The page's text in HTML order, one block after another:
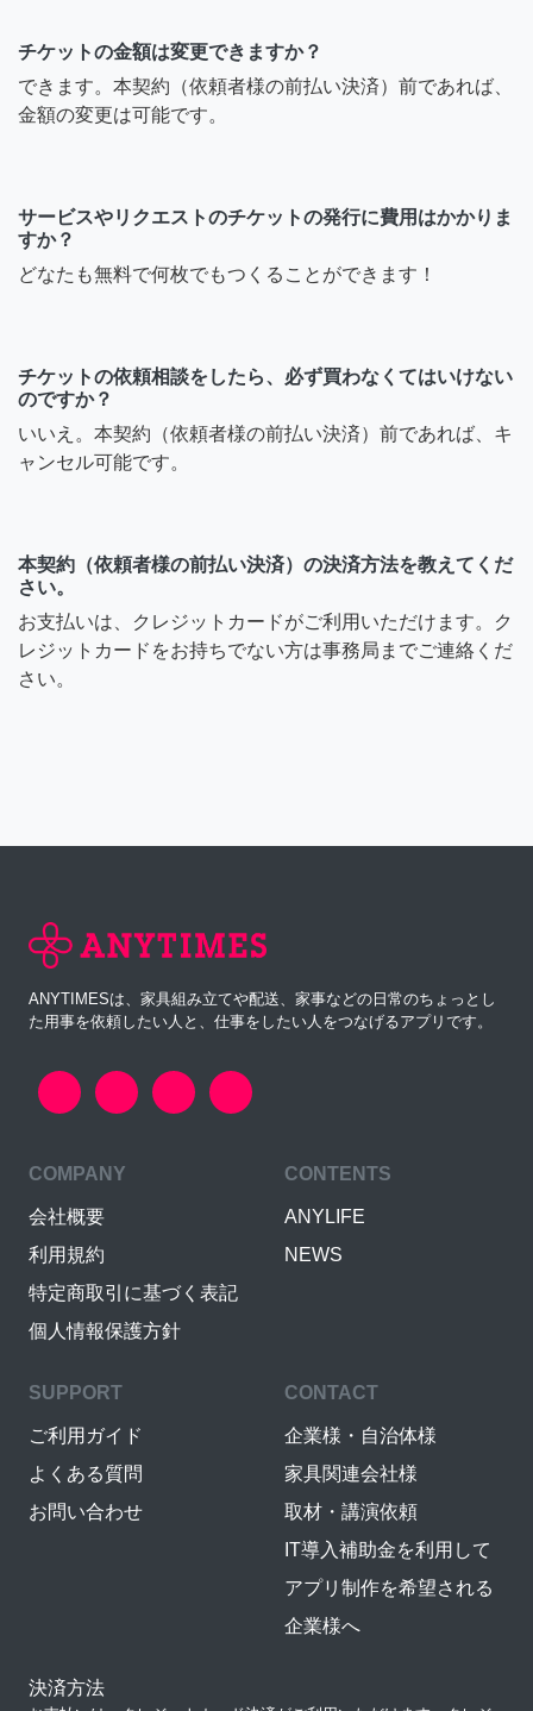
チケットの金額は変更できますか？
できます。本契約（依頼者様の前払い決済）前であれば、
金額の変更は可能です。
サービスやリクエストのチケットの発行に費用はかかりま
すか？
どなたも無料で何枚でもつくることができます！
チケットの依頼相談をしたら、必ず買わなくてはいけない
のですか？
いいえ。本契約（依頼者様の前払い決済）前であれば、キ
ャンセル可能です。
本契約（依頼者様の前払い決済）の決済方法を教えてくだ
さい。
お支払いは、クレジットカードがご利用いただけます。ク
レジットカードをお持ちでない方は事務局までご連絡くだ
さい。
ANYTIMESは、家具組み立てや配送、家事などの日常のちょっとし
た用事を依頼したい人と、仕事をしたい人をつなげるアプリです。
COMPANY
会社概要
利用規約
特定商取引に基づく表記
個人情報保護方針
CONTENTS
ANYLIFE
NEWS
SUPPORT
ご利用ガイド
よくある質問
お問い合わせ
CONTACT
企業様・自治体様
家具関連会社様
取材・講演依頼
IT導入補助金を利用して
アプリ制作を希望される
企業様へ
決済方法